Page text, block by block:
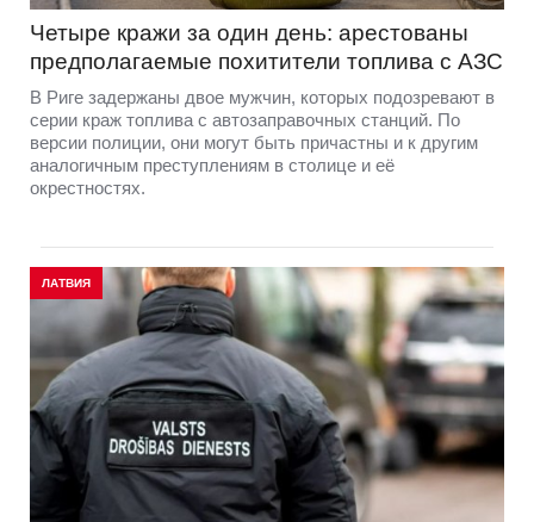
Четыре кражи за один день: арестованы
предполагаемые похитители топлива с АЗС
В Риге задержаны двое мужчин, которых подозревают в
серии краж топлива с автозаправочных станций. По
версии полиции, они могут быть причастны и к другим
аналогичным преступлениям в столице и её
окрестностях.
ЛАТВИЯ